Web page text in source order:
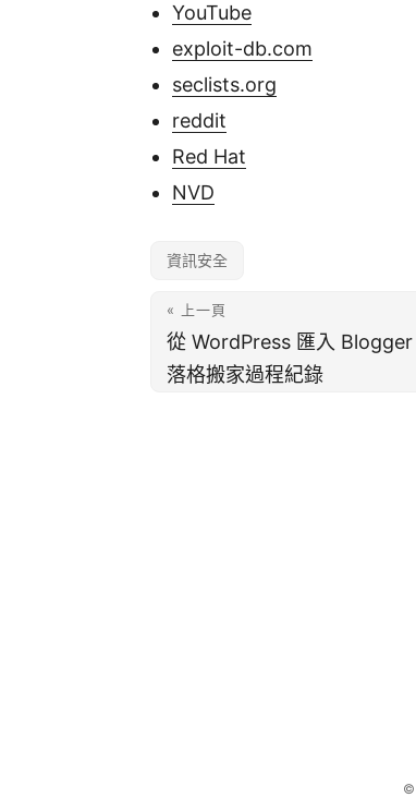
YouTube
exploit-db.com
seclists.org
reddit
Red Hat
NVD
資訊安全
« 上一頁
從 WordPress 匯入
落格搬家過程紀錄
©